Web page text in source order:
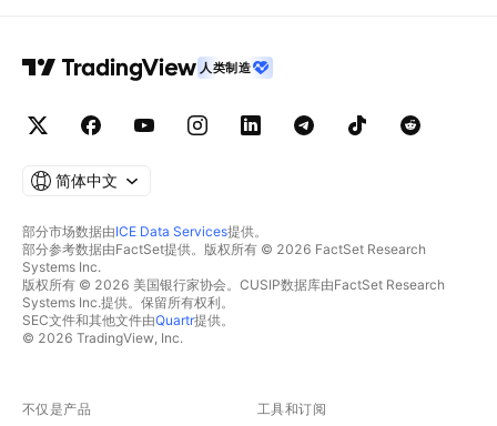
人类制造
简体中文
部分市场数据由ICE Data Services提供。
部分参考数据由FactSet提供。版权所有 © 2026 FactSet Research
Systems Inc.
版权所有 © 2026 美国银行家协会。CUSIP数据库由FactSet Research
Systems Inc.提供。保留所有权利。
SEC文件和其他文件由Quartr提供。
© 2026 TradingView, Inc.
不仅是产品 工具和订阅